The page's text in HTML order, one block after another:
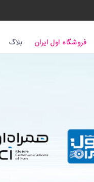
فروشگاه اول ایران بلاگ